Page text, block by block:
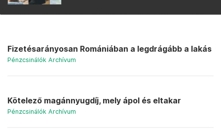
Fizetésarányosan Romániában a legdrágább a lakás
Pénzcsinálók Archívum
Kötelező magánnyugdíj, mely ápol és eltakar
Pénzcsinálók Archívum